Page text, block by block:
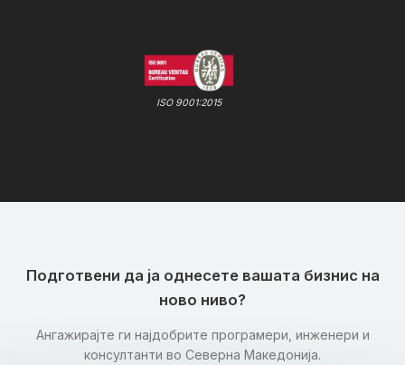
ISO 9001:2015
Подготвени да ја однесете вашата бизнис на
ново ниво?
Ангажирајте ги најдобрите програмери, инженери и
консултанти во Северна Македонија.